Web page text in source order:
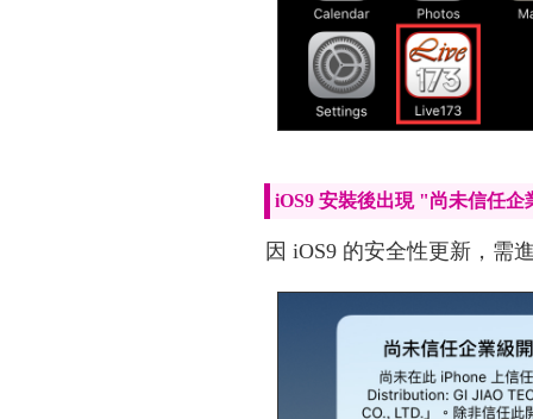
iOS9 安裝後出現 "尚未信任
因 iOS9 的安全性更新，需